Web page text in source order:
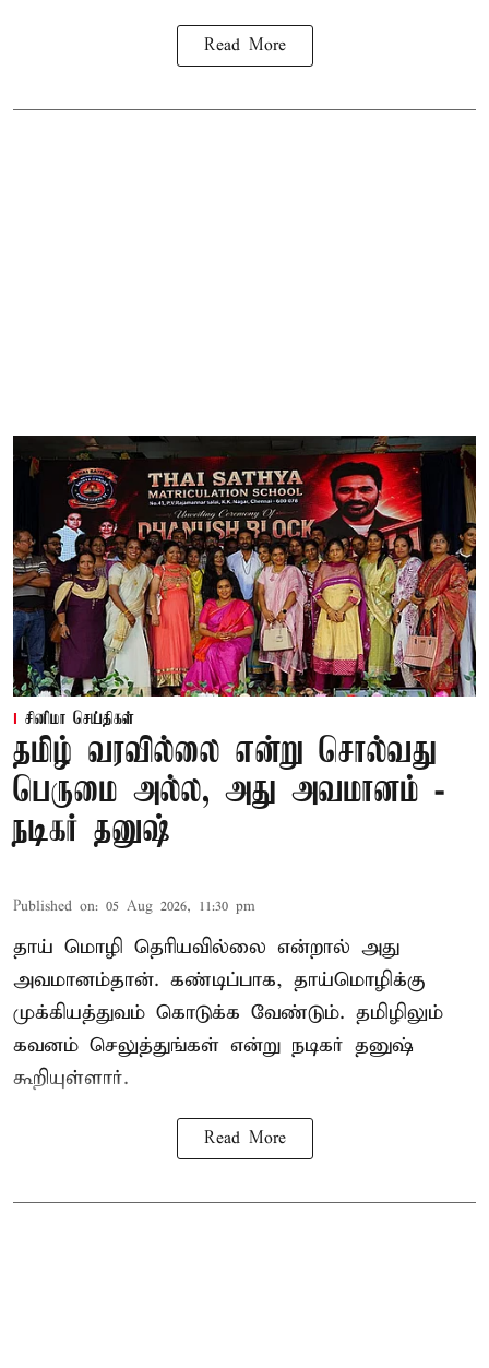
Read More
சினிமா செய்திகள்
தமிழ் வரவில்லை என்று சொல்வது
பெருமை அல்ல, அது அவமானம் -
நடிகர் தனுஷ்
Published on: 05 Aug 2026, 11:30 pm
தாய் மொழி தெரியவில்லை என்றால் அது
அவமானம்தான். கண்டிப்பாக, தாய்மொழிக்கு
முக்கியத்துவம் கொடுக்க வேண்டும். தமிழிலும்
கவனம் செலுத்துங்கள் என்று நடிகர் தனுஷ்
கூறியுள்ளார்.
Read More